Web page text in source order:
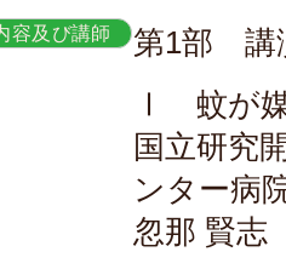
容及び講師
第1部 講
Ⅰ 蚊が媒
国立研究
ンター病
忽那 賢